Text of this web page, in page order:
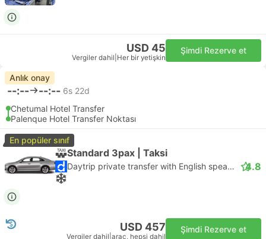
USD 45
Vergiler dahil Her bir yetişkin
Şimdi Rezerve et
Anlık onay
--:-- --:-- 6s 22d
Chetumal Hotel Transfer
Palenque Hotel Transfer Noktası
En popüler sınıf
Standard 3pax | Taksi
Daytrip private transfer with English speaking driver 4.8
USD 457
Vergiler dahil araç, hepsi dahil
Şimdi Rezerve et